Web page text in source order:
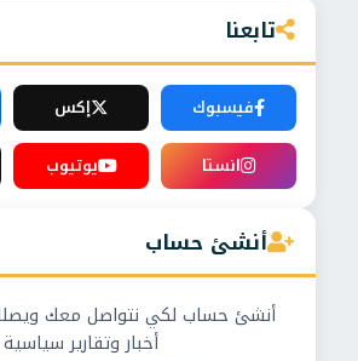
تابعنا
فيسبوك إكس
انستا
يوتيوب
أنشئ حساب
أنشئ حساب لكي نتواصل معك
أخبار وتقارير سياسية